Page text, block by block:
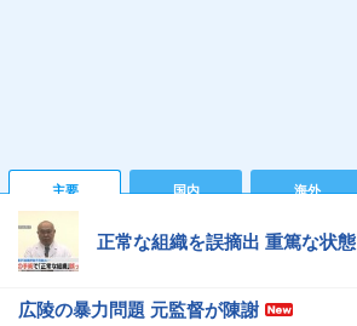
主要 国内 海外
正常な組織を誤摘出 重篤な状態
広陵の暴力問題 元監督が陳謝